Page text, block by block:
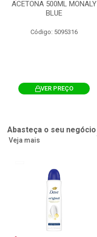
ACETONA 500ML MONALY
BLUE
Código: 5095316
VER PREÇO
Abasteça o seu negócio
Veja mais